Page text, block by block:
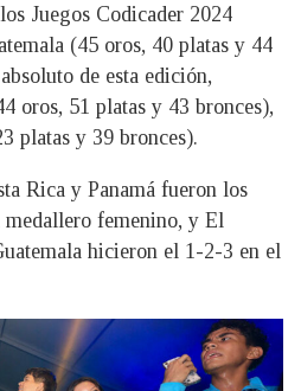
Juegos Codicader 2024
(45 oros, 40 platas y 44
de esta edición,
oros, 51 platas y 43 bronces),
platas y 39 bronces).
Rica y Panamá fueron los
medallero femenino, y El
hicieron el 1-2-3 en el